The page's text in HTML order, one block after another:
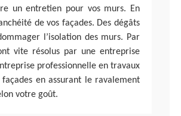
un entretien pour vos murs. En
de vos façades. Des dégâts
l’isolation des murs. Par
vite résolus par une entreprise
professionnelle en travaux
en assurant le ravalement
votre goût.